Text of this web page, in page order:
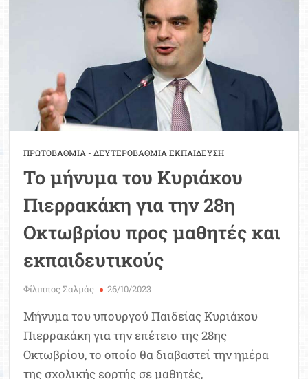
ΠΡΩΤΟΒΑΘΜΙΑ - ΔΕΥΤΕΡΟΒΑΘΜΙΑ ΕΚΠΑΙΔΕΥΣΗ
Το μήνυμα του Κυριάκου
Πιερρακάκη για την 28η
Οκτωβρίου προς μαθητές και
εκπαιδευτικούς
Φίλιππος Σαλμάς 26/10/2023
Μήνυμα του υπουργού Παιδείας Κυριάκου
Πιερρακάκη για την επέτειο της 28ης
Οκτωβρίου, το οποίο θα διαβαστεί την ημέρα
της σχολικής εορτής σε μαθητές,